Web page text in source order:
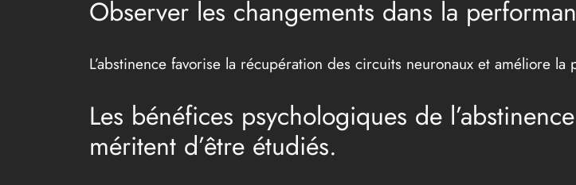
Observer les changements dans la
L’abstinence favorise la récupération des circuits neuronaux et améliore
Les bénéfices psychologiques de
méritent d’être étudiés.